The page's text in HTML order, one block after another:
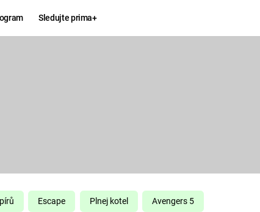
Sledujte prima+
KOMEDIE
CHUCK
Escape Plnej kotel Avengers 5